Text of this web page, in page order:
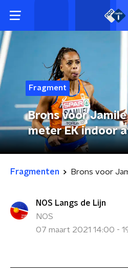
Fragment
Brons voor
meter EK indoor
Fragmenten
NOS Langs de Lijn
NOS
07 maart 2021 14:00 -